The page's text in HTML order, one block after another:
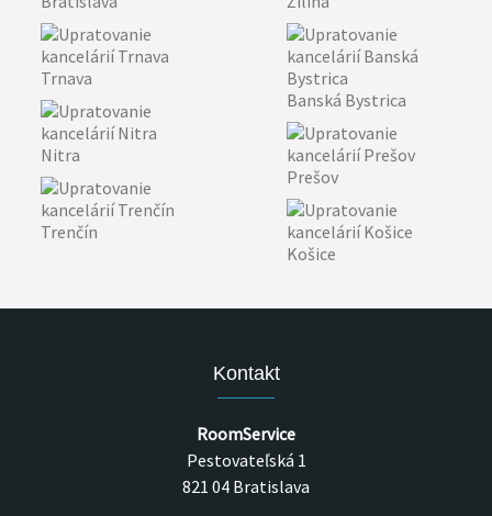
Trnava
Nitra
Trenčín
Banská Bystrica
Prešov
Košice
Kontakt
RoomService
Pestovateľská 1
821 04 Bratislava